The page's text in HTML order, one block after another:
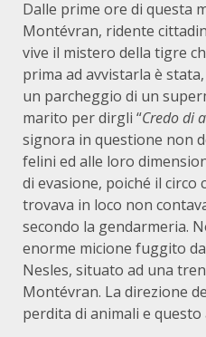
Dalle prime ore di questa
Montévran, ridente
vive il mistero della tigre
prima ad avvistarla è
un parcheggio di un
marito per dirgli “Credo di
signora in questione non
felini ed alle loro
di evasione, poiché il circo
trovava in loco non
secondo la gendarmeria.
enorme micione fuggito
Nesles, situato ad una
Montévran. La direzione
perdita di animali e questo